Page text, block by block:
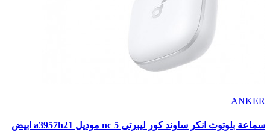
ANKER
سماعة بلوتوث انكر ساوند كور ليبرتى 5 nc موديل a3957h21 ابيض